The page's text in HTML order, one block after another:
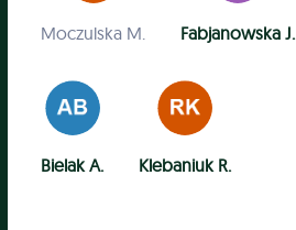
Moczulska M. Fabjanowska J.
Bielak A. Klebaniuk R.